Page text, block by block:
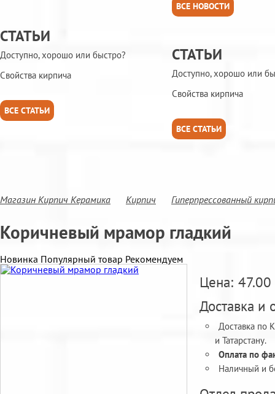
СТАТЬИ
Доступно, хорошо или быстро?
Свойства кирпича
ВСЕ СТАТЬИ
ВСЕ НОВОСТИ
СТАТЬИ
Доступно, хорошо или
Свойства кирпича
ВСЕ СТАТЬИ
Магазин Кирпич Керамика Кирпич Гиперпрессованный
Коричневый мрамор гладкий
Новинка Популярный товар Рекомендуем
Цена: 47.00
Доставка и
Доставка по
и Татарстану.
Оплата по
Наличный и